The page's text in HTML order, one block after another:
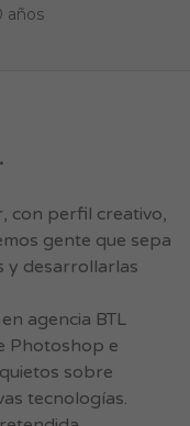
años
con perfil creativo,
gente que sepa
y desarrollarlas
agencia BTL
Photoshop e
sobre
tecnologías.